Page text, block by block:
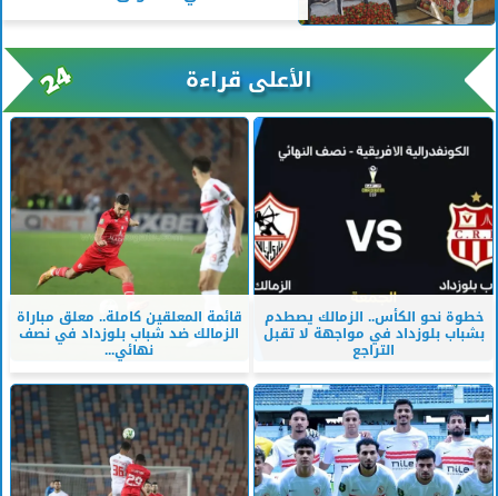
الأعلى قراءة
خطوة نحو الكأس.. الزمالك يصطدم
بشباب بلوزداد في مواجهة لا تقبل
التراجع
قائمة المعلقين كاملة.. معلق مباراة
الزمالك ضد شباب بلوزداد في نصف
نهائي...